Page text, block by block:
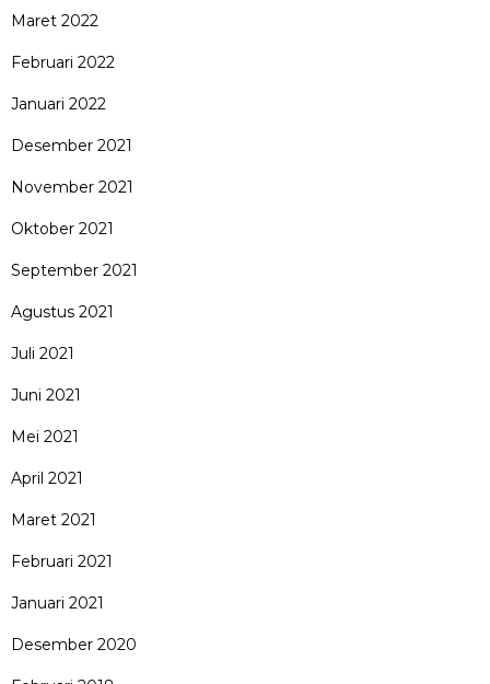
Maret 2022
Februari 2022
Januari 2022
Desember 2021
November 2021
Oktober 2021
September 2021
Agustus 2021
Juli 2021
Juni 2021
Mei 2021
April 2021
Maret 2021
Februari 2021
Januari 2021
Desember 2020